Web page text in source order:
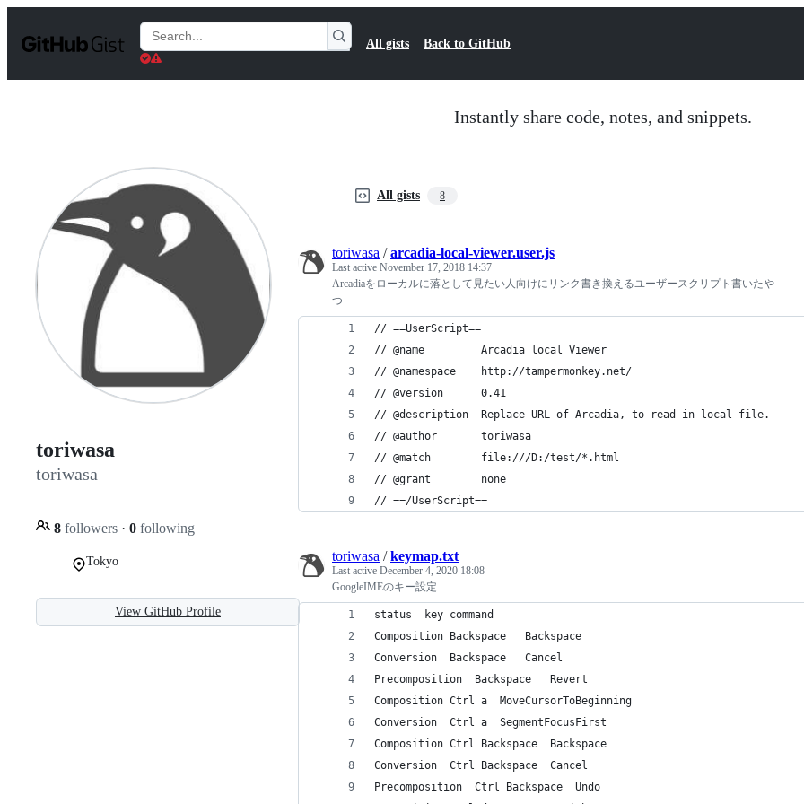
t
Search
Gists
All gists Back to GitHub
Instantly share code, notes, and snippets.
toriwasa
toriwasa
8 followers · 0 following
Tokyo
View GitHub Profile
All gists 8
toriwasa /arcadia-local-viewer.user.js
Last active November 17, 2018 14:37
Arcadiaをローカルに落として見たい人向けにリンク書き換えるユーザースクリプト書いたや
つ
// ==UserScript==
// @name         Arcadia local Viewer
// @namespace    http://tampermonkey.net/
// @version      0.41
// @description  Replace URL of Arcadia, to read in local file.
// @author       toriwasa
// @match        file:///D:/test/*.html
// @grant        none
// ==/UserScript==
toriwasa /keymap.txt
Last active December 4, 2020 18:08
GoogleIMEのキー設定
status	key	command
Composition	Backspace	Backspace
Conversion	Backspace	Cancel
Precomposition	Backspace	Revert
Composition	Ctrl a	MoveCursorToBeginning
Conversion	Ctrl a	SegmentFocusFirst
Composition	Ctrl Backspace	Backspace
Conversion	Ctrl Backspace	Cancel
Precomposition	Ctrl Backspace	Undo